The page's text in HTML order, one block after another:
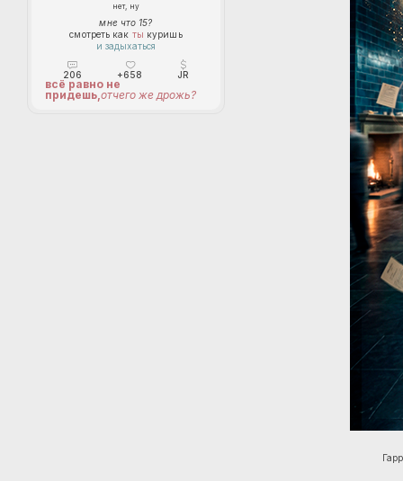
нет, ну
мне что 15?
смотреть как ты куришь
и задыхаться
206 +658 JR
всё равно не
придешь,отчего же дрожь?